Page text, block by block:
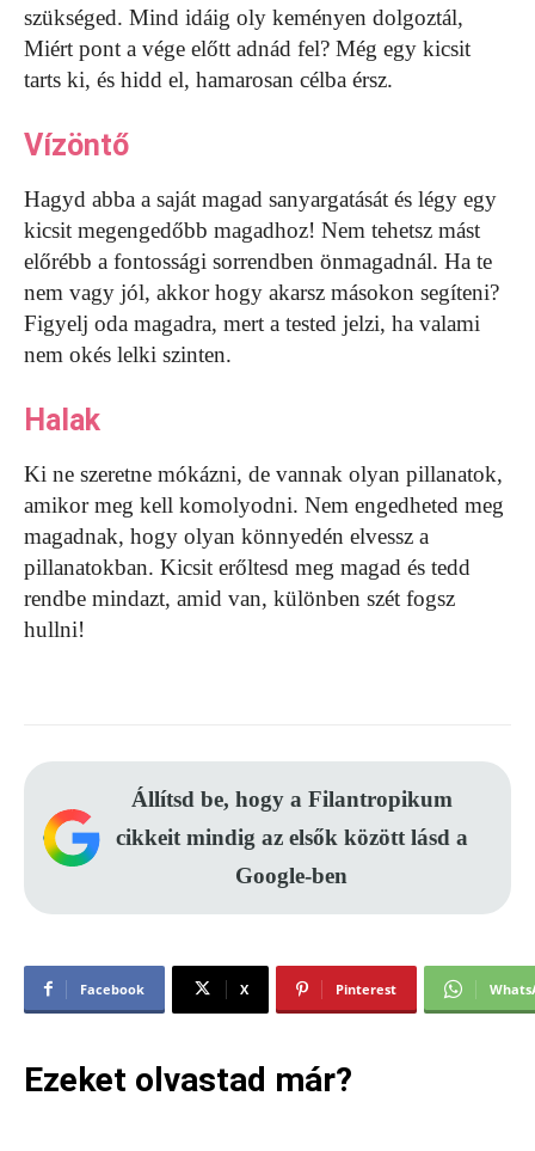
szükséged. Mind idáig oly keményen dolgoztál,
Miért pont a vége előtt adnád fel? Még egy kicsit
tarts ki, és hidd el, hamarosan célba érsz.
Vízöntő
Hagyd abba a saját magad sanyargatását és légy egy
kicsit megengedőbb magadhoz! Nem tehetsz mást
előrébb a fontossági sorrendben önmagadnál. Ha te
nem vagy jól, akkor hogy akarsz másokon segíteni?
Figyelj oda magadra, mert a tested jelzi, ha valami
nem okés lelki szinten.
Halak
Ki ne szeretne mókázni, de vannak olyan pillanatok,
amikor meg kell komolyodni. Nem engedheted meg
magadnak, hogy olyan könnyedén elvessz a
pillanatokban. Kicsit erőltesd meg magad és tedd
rendbe mindazt, amid van, különben szét fogsz
hullni!
Állítsd be, hogy a Filantropikum
cikkeit mindig az elsők között lásd a
Google-ben
Facebook X Pinterest
Ezeket olvastad már?